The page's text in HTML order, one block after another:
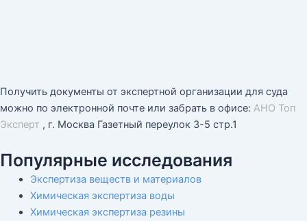
Получить документы от экспертной организации для суда
можно по электронной почте или забрать в офисе: АНО Топ
Эксперт , г. Москва Газетный переулок 3-5 стр.1
Популярные исследования
Экспертиза веществ и материалов
Химическая экспертиза воды
Химическая экспертиза резины